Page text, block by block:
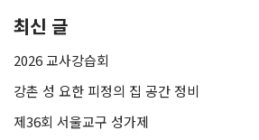
최신 글
2026 교사강습회
강촌 성 요한 피정의 집 공간 정비
제36회 서울교구 성가제